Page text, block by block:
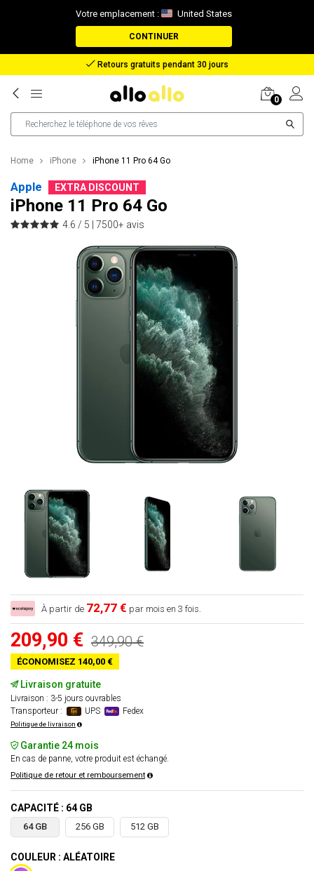
Votre emplacement : United States
CONTINUER
Retours gratuits pendant 30 jours
0
Home iPhone iPhone 11 Pro 64 Go
Apple EXTRA DISCOUNT
iPhone 11 Pro 64 Go
4.6 / 5 | 7500+ avis
À partir de 72,77 € par mois en 3 fois.
209,90 € 349,90 €
ÉCONOMISEZ 140,00 €
Livraison gratuite
Livraison : 3-5 jours ouvrables
Transporteur :
UPS Fedex
Politique de livraison
Garantie 24 mois
En cas de panne, votre produit est échangé.
Politique de retour et remboursement
CAPACITÉ : 64 GB
64 GB 256 GB 512 GB
COULEUR : ALÉATOIRE